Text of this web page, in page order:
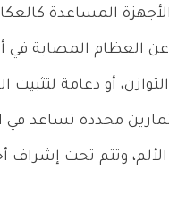
المساعدة
العظام المصابة في
أو دعامة لتثبيت
محددة تساعد في
وتتم تحت إشراف